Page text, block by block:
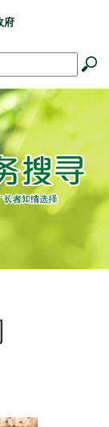
府